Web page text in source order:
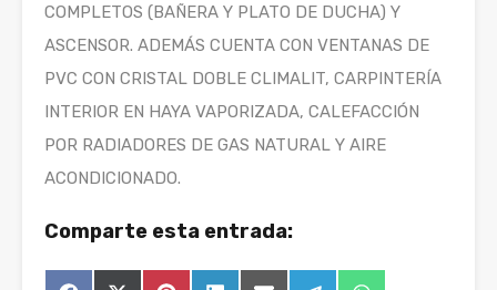
COMPLETOS (BAÑERA Y PLATO DE DUCHA) Y
ASCENSOR. ADEMÁS CUENTA CON VENTANAS DE
PVC CON CRISTAL DOBLE CLIMALIT, CARPINTERÍA
INTERIOR EN HAYA VAPORIZADA, CALEFACCIÓN
POR RADIADORES DE GAS NATURAL Y AIRE
ACONDICIONADO.
Comparte esta entrada: